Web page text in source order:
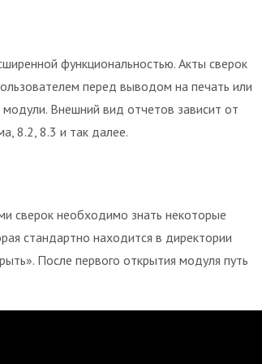
функциональностью. Акты сверок
перед выводом на печать или
Внешний вид отчетов зависит от
8.2, 8.3 и так далее.
сверок необходимо знать некоторые
стандартно находится в директории
После первого открытия модуля путь